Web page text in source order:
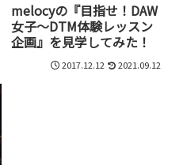
melocyの『目指せ！DAW
女子～DTM体験レッスン
企画』を見学してみた！
2017.12.12 2021.09.12